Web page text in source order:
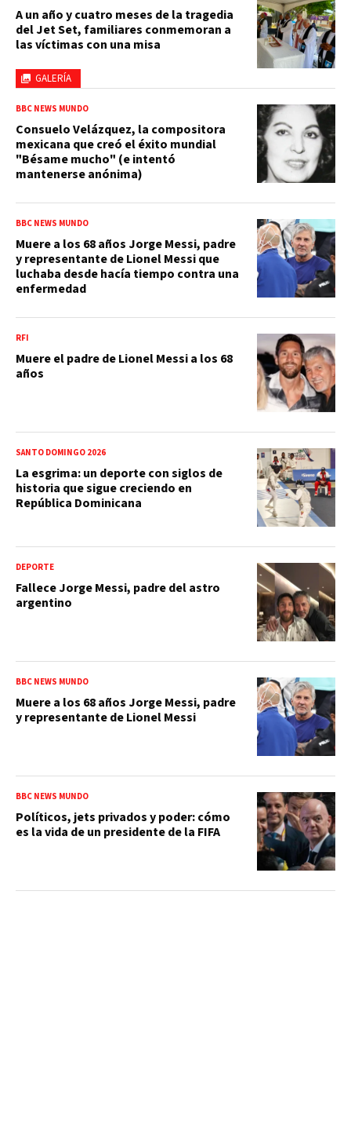
GALERÍA
A un año y cuatro meses de la tragedia
del Jet Set, familiares conmemoran a
las víctimas con una misa
BBC NEWS MUNDO
Consuelo Velázquez, la compositora
mexicana que creó el éxito mundial
"Bésame mucho" (e intentó
mantenerse anónima)
BBC NEWS MUNDO
Muere a los 68 años Jorge Messi, padre
y representante de Lionel Messi que
luchaba desde hacía tiempo contra una
enfermedad
RFI
Muere el padre de Lionel Messi a los 68
años
SANTO DOMINGO 2026
La esgrima: un deporte con siglos de
historia que sigue creciendo en
República Dominicana
DEPORTE
Fallece Jorge Messi, padre del astro
argentino
BBC NEWS MUNDO
Muere a los 68 años Jorge Messi, padre
y representante de Lionel Messi
BBC NEWS MUNDO
Políticos, jets privados y poder: cómo
es la vida de un presidente de la FIFA